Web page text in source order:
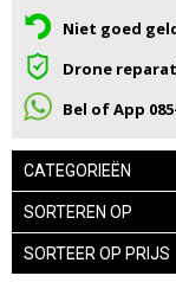
Niet goed
Drone
Bel of App
CATEGORIEËN
SORTEREN OP
SORTEER OP PRIJS